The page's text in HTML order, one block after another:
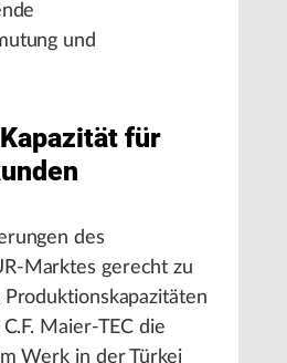
und
für
des
Marktes gerecht zu
Maier-TEC die
Werk in der Türkei